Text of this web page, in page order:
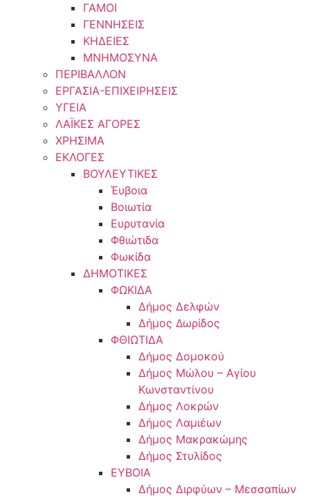
ΓΑΜΟΙ
ΓΕΝΝΗΣΕΙΣ
ΚΗΔΕΙΕΣ
ΜΝΗΜΟΣΥΝΑ
ΠΕΡΙΒΑΛΛΟΝ
ΕΡΓΑΣΙΑ-ΕΠΙΧΕΙΡΗΣΕΙΣ
ΥΓΕΙΑ
ΛΑΪΚΕΣ ΑΓΟΡΕΣ
ΧΡΗΣΙΜΑ
ΕΚΛΟΓΕΣ
ΒΟΥΛΕΥΤΙΚΕΣ
Έυβοια
Βοιωτία
Ευρυτανία
Φθιώτιδα
Φωκίδα
ΔΗΜΟΤΙΚΕΣ
ΦΩΚΙΔΑ
Δήμος Δελφών
Δήμος Δωρίδος
ΦΘΙΩΤΙΔΑ
Δήμος Δομοκού
Δήμος Μώλου – Αγίου
Κωνσταντίνου
Δήμος Λοκρών
Δήμος Λαμιέων
Δήμος Μακρακώμης
Δήμος Στυλίδος
ΕΥΒΟΙΑ
Δήμος Διρφύων – Μεσσαπίων